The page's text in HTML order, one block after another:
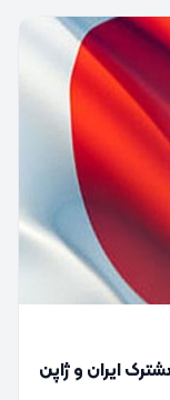
ایران و ژاپن